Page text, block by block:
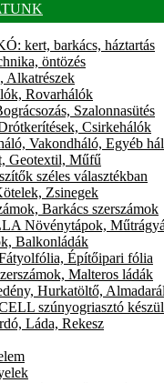
kert, barkács, háztartás
öntözés
Alkatrészek
Rovarhálók
Szalonnasütés
Csirkehálók
Vakondháló, Egyéb
Geotextil, Műfű
széles választékban
Zsinegek
Barkács szerszámok
Növénytápok,
Balkonládák
Építőipari fólia
Malteros ládák
Hurkatöltő,
szúnyogriasztó
Láda, Rekesz